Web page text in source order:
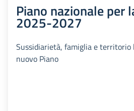
Piano nazionale per
2025-2027
Sussidiarietà, famiglia e territorio
nuovo Piano